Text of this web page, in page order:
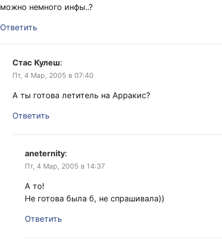
можно немного инфы..?
Ответить
Стас Кулеш:
Пт, 4 Мар, 2005 в 07:40
А ты готова летитель на Арракис?
Ответить
aneternity:
Пт, 4 Мар, 2005 в 14:37
А то!
Не готова была б, не спрашивала))
Ответить